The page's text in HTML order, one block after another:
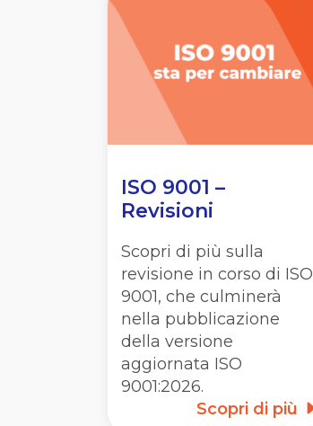
ISO 9001 –
Revisioni
Scopri di più sulla
revisione in corso di ISO
9001, che culminerà
nella pubblicazione
della versione
aggiornata ISO
9001:2026.
Scopri di più